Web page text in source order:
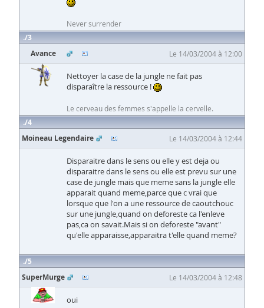
Never surrender
3
Avance
Le 14/03/2004 à 12:00
Nettoyer la case de la jungle ne fait pas
disparaître la ressource !
Le cerveau des femmes s'appelle la cervelle.
4
Moineau Legendaire
Le 14/03/2004 à 12:44
Disparaitre dans le sens ou elle y est deja ou
disparaitre dans le sens ou elle est prevu sur une
case de jungle mais que meme sans la jungle elle
apparait quand meme,parce que c vrai que
lorsque que l'on a une ressource de caoutchouc
sur une jungle,quand on deforeste ca l'enleve
pas,ca on savait.Mais si on deforeste "avant"
qu'elle apparaisse,apparaitra t'elle quand meme?
5
SuperMurge
Le 14/03/2004 à 12:48
oui